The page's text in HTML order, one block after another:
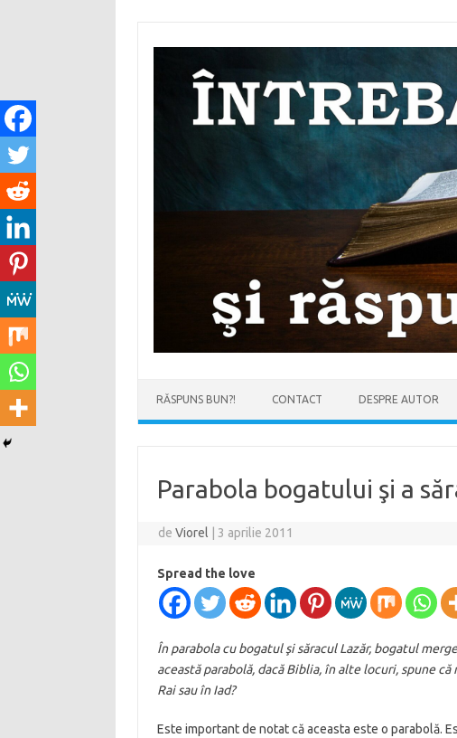
RĂSPUNS BUN?! CONTACT DESPRE AUTOR
Parabola bogatului şi a
deViorel 3 aprilie 2011
Spread the love
În parabola cu bogatul şi săracul Lazăr, bogatul
această parabolă, dacă Biblia, în alte locuri, spune
Rai sau în Iad?
Este important de notat că aceasta este o parabolă.